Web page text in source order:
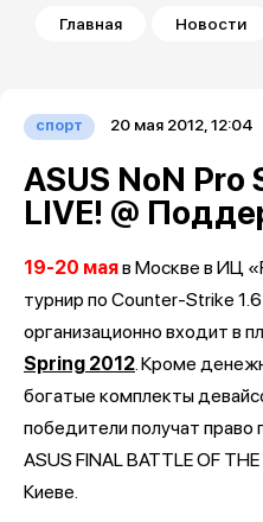
Строка навигации
Главная Новости
спорт 20 мая 2012, 12:04
ASUS NoN Pro
LIVE! @
19-20 маяв Москве в ИЦ
турнир по Counter-Strike
организационно входит в
Spring 2012 . Кроме
богатые комплекты
победители получат право
ASUS FINAL BATTLE OF
Киеве.